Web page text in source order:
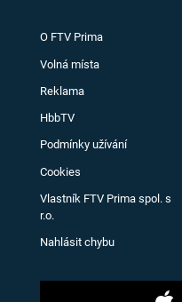
O FTV Prima
Volná místa
Reklama
HbbTV
Podmínky užívání
Cookies
Vlastník FTV Prima spol. s
r.o.
Nahlásit chybu